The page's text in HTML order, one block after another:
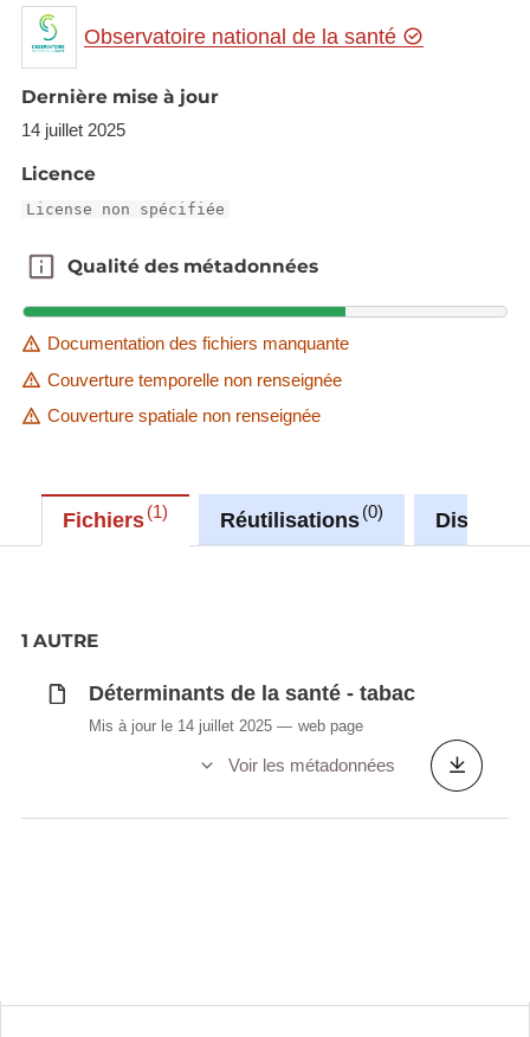
Observatoire national de la santé
Dernière mise à jour
14 juillet 2025
Licence
License non spécifiée
Qualité des métadonnées
Qualité des métadonnées
Documentation des fichiers manquante
Couverture temporelle non renseignée
Couverture spatiale non renseignée
Fichiers 1 Réutilisations 0
1 AUTRE
Déterminants de la santé - tabac
Mis à jour le 14 juillet 2025 web page
Voir les métadonnées